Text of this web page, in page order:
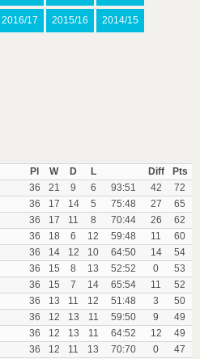
2016/17 2015/16 2014/15
Pl W D L Diff
Pts
36 21 9 6 93:51 42
72
36 17 14 5 75:48 27
65
36 17 11 8 70:44 26
62
36 18 6 12 59:48 11
60
36 14 12 10 64:50 14
54
36 15 8 13 52:52 0
53
36 15 7 14 65:54 11
52
36 13 11 12 51:48 3
50
36 12 13 11 59:50 9
49
36 12 13 11 64:52 12
49
36 12 11 13 70:70 0
47